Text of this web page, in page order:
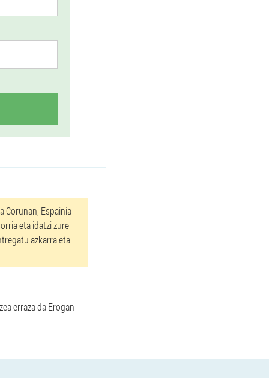
Corunan, Espainia
eta idatzi zure
azkarra eta
erraza da Erogan